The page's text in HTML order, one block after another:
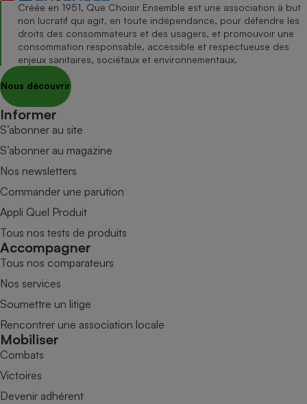
Créée en 1951, Que Choisir Ensemble est une association à but
non lucratif qui agit, en toute indépendance, pour défendre les
droits des consommateurs et des usagers, et promouvoir une
consommation responsable, accessible et respectueuse des
enjeux sanitaires, sociétaux et environnementaux.
Nous découvrir
Informer
S’abonner au site
S’abonner au magazine
Nos newsletters
Commander une parution
Appli Quel Produit
Tous nos tests de produits
Accompagner
Tous nos comparateurs
Nos services
Soumettre un litige
Rencontrer une association locale
Mobiliser
Combats
Victoires
Devenir adhérent